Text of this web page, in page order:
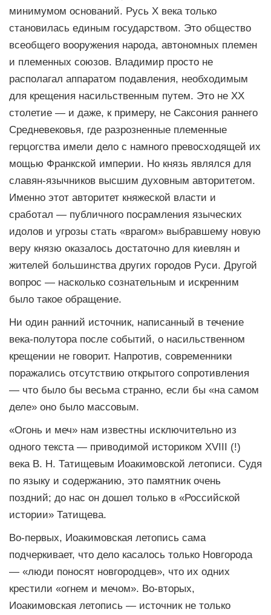
минимумом оснований. Русь Х века только
становилась единым государством. Это общество
всеобщего вооружения народа, автономных племен
и племенных союзов. Владимир просто не
располагал аппаратом подавления, необходимым
для крещения насильственным путем. Это не ХХ
столетие — и даже, к примеру, не Саксония раннего
Средневековья, где разрозненные племенные
герцогства имели дело с намного превосходящей их
мощью Франкской империи. Но князь являлся для
славян-язычников высшим духовным авторитетом.
Именно этот авторитет княжеской власти и
сработал — публичного посрамления языческих
идолов и угрозы стать «врагом» выбравшему новую
веру князю оказалось достаточно для киевлян и
жителей большинства других городов Руси. Другой
вопрос — насколько сознательным и искренним
было такое обращение.
Ни один ранний источник, написанный в течение
века-полутора после событий, о насильственном
крещении не говорит. Напротив, современники
поражались отсутствию открытого сопротивления
— что было бы весьма странно, если бы «на самом
деле» оно было массовым.
«Огонь и меч» нам известны исключительно из
одного текста — приводимой историком XVIII (!)
века В. Н. Татищевым Иоакимовской летописи. Судя
по языку и содержанию, это памятник очень
поздний; до нас он дошел только в «Российской
истории» Татищева.
Во-первых, Иоакимовская летопись сама
подчеркивает, что дело касалось только Новгорода
— «люди поносят новгородцев», что их одних
крестили «огнем и мечом». Во-вторых,
Иоакимовская летопись — источник не только